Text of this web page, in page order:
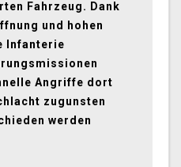
Fahrzeug. Dank
und hohen
Infanterie
Angriffe dort
zugunsten
werden